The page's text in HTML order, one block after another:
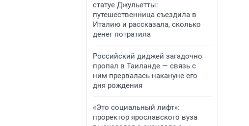
статуе Джульетты:
путешественница съездила в
Италию и рассказала, сколько
денег потратила
Российский диджей загадочно
пропал в Таиланде — связь с
ним прервалась накануне его
дня рождения
«Это социальный лифт»:
проректор ярославского вуза